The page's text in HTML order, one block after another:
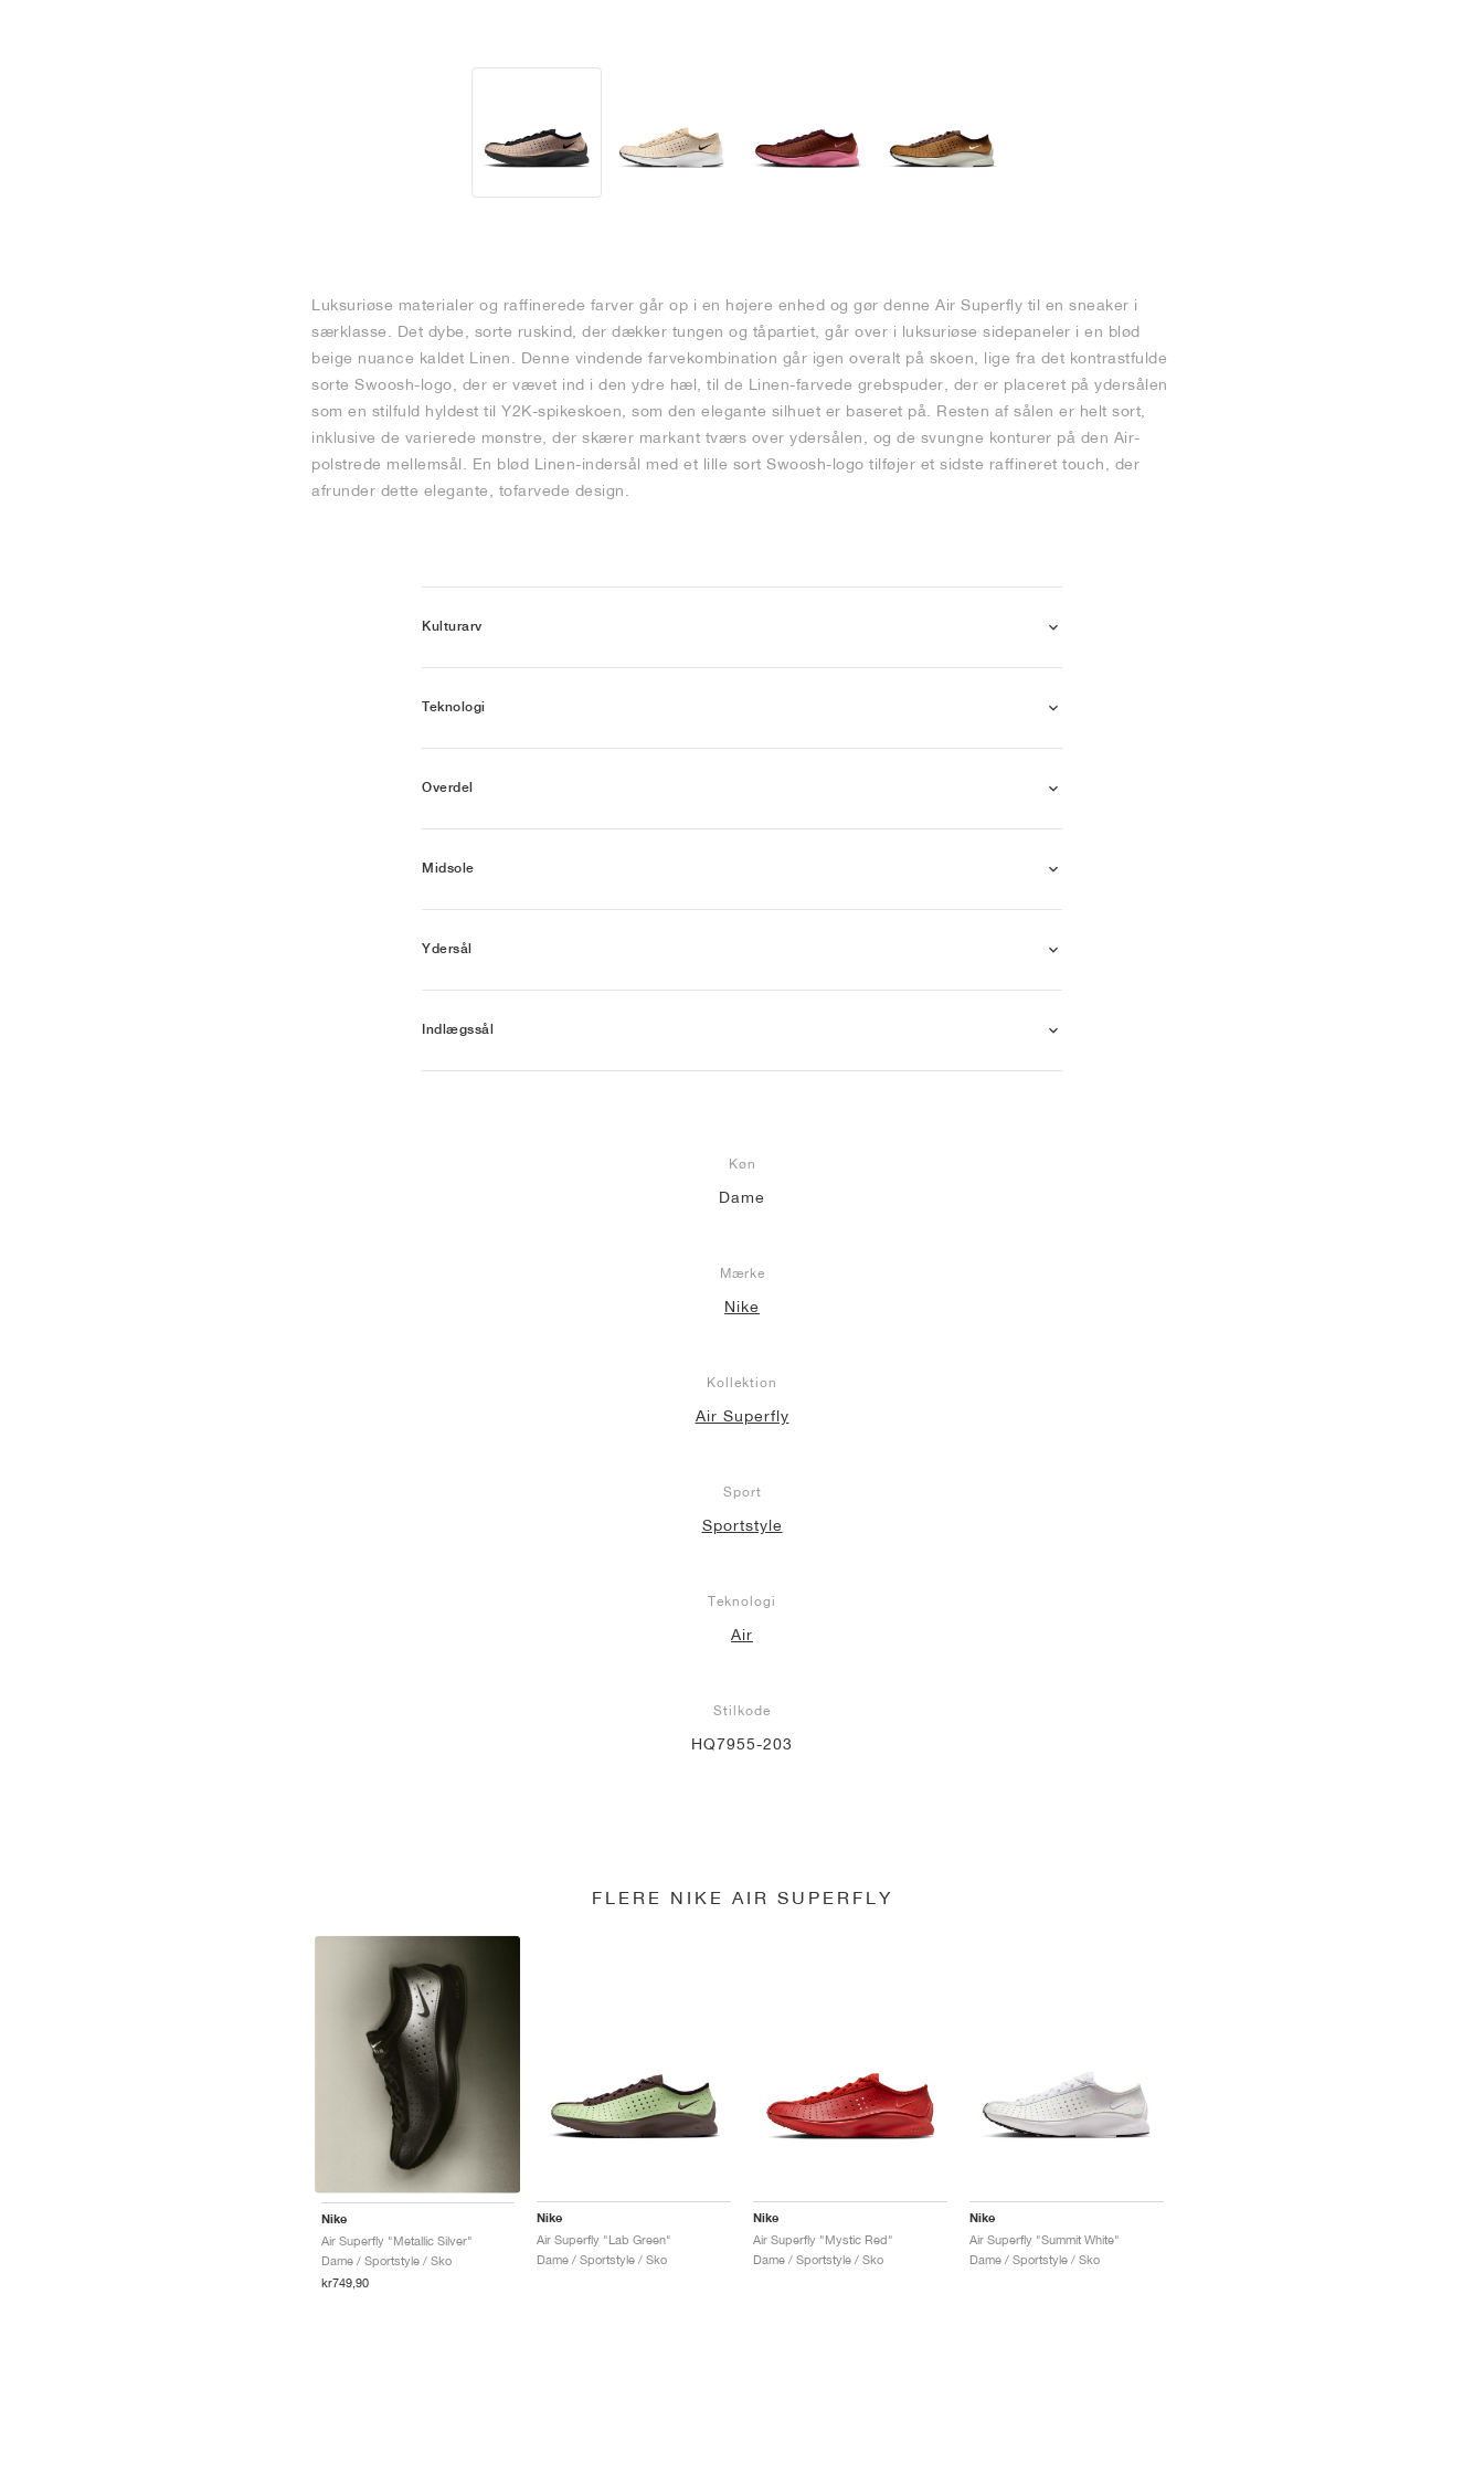
Luksuriøse materialer og raffinerede farver går op i en højere enhed og gør denne Air Superfly til en sneaker i
særklasse. Det dybe, sorte ruskind, der dækker tungen og tåpartiet, går over i luksuriøse sidepaneler i en blød
beige nuance kaldet Linen. Denne vindende farvekombination går igen overalt på skoen, lige fra det kontrastfulde
sorte Swoosh-logo, der er vævet ind i den ydre hæl, til de Linen-farvede grebspuder, der er placeret på ydersålen
som en stilfuld hyldest til Y2K-spikeskoen, som den elegante silhuet er baseret på. Resten af sålen er helt sort,
inklusive de varierede mønstre, der skærer markant tværs over ydersålen, og de svungne konturer på den Air-
polstrede mellemsål. En blød Linen-indersål med et lille sort Swoosh-logo tilføjer et sidste raffineret touch, der
afrunder dette elegante, tofarvede design.
Kulturarv
Teknologi
Overdel
Midsole
Ydersål
Indlægssål
Køn
Dame
Mærke
Nike
Kollektion
Air Superfly
Sport
Sportstyle
Teknologi
Air
Stilkode
HQ7955-203
FLERE NIKE AIR SUPERFLY
Nike
Air Superfly "Metallic Silver"
Dame / Sportstyle / Sko
kr749,90
Nike
Air Superfly "Lab Green"
Dame / Sportstyle / Sko
Nike
Air Superfly "Mystic Red"
Dame / Sportstyle / Sko
Nike
Air Superfly "Summit White"
Dame / Sportstyle / Sko